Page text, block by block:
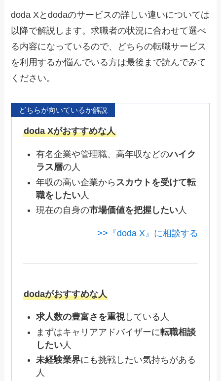
doda Xとdodaのサービスの詳しい違いについては
以降で解説します。求職者の状況に合わせて選べ
る内容になっているので、どちらの転職サービス
を利用するか悩んでいる方は最後まで読んでみて
ください。
どちらが向いているか解説
doda Xがおすすめな人
有名企業や管理職、高年収などのハイク
ラス層の人
年収の高い企業から スカウトを受けて転
職をしたい人
現在の自身の市場価値を把握したい人
>>『doda X』に相談する
dodaがおすすめな人
求人数の豊富さを重視している人
まずはキャリアアドバイザーに転職相談
したい人
未経験業界にも挑戦したい気持ちがある
人